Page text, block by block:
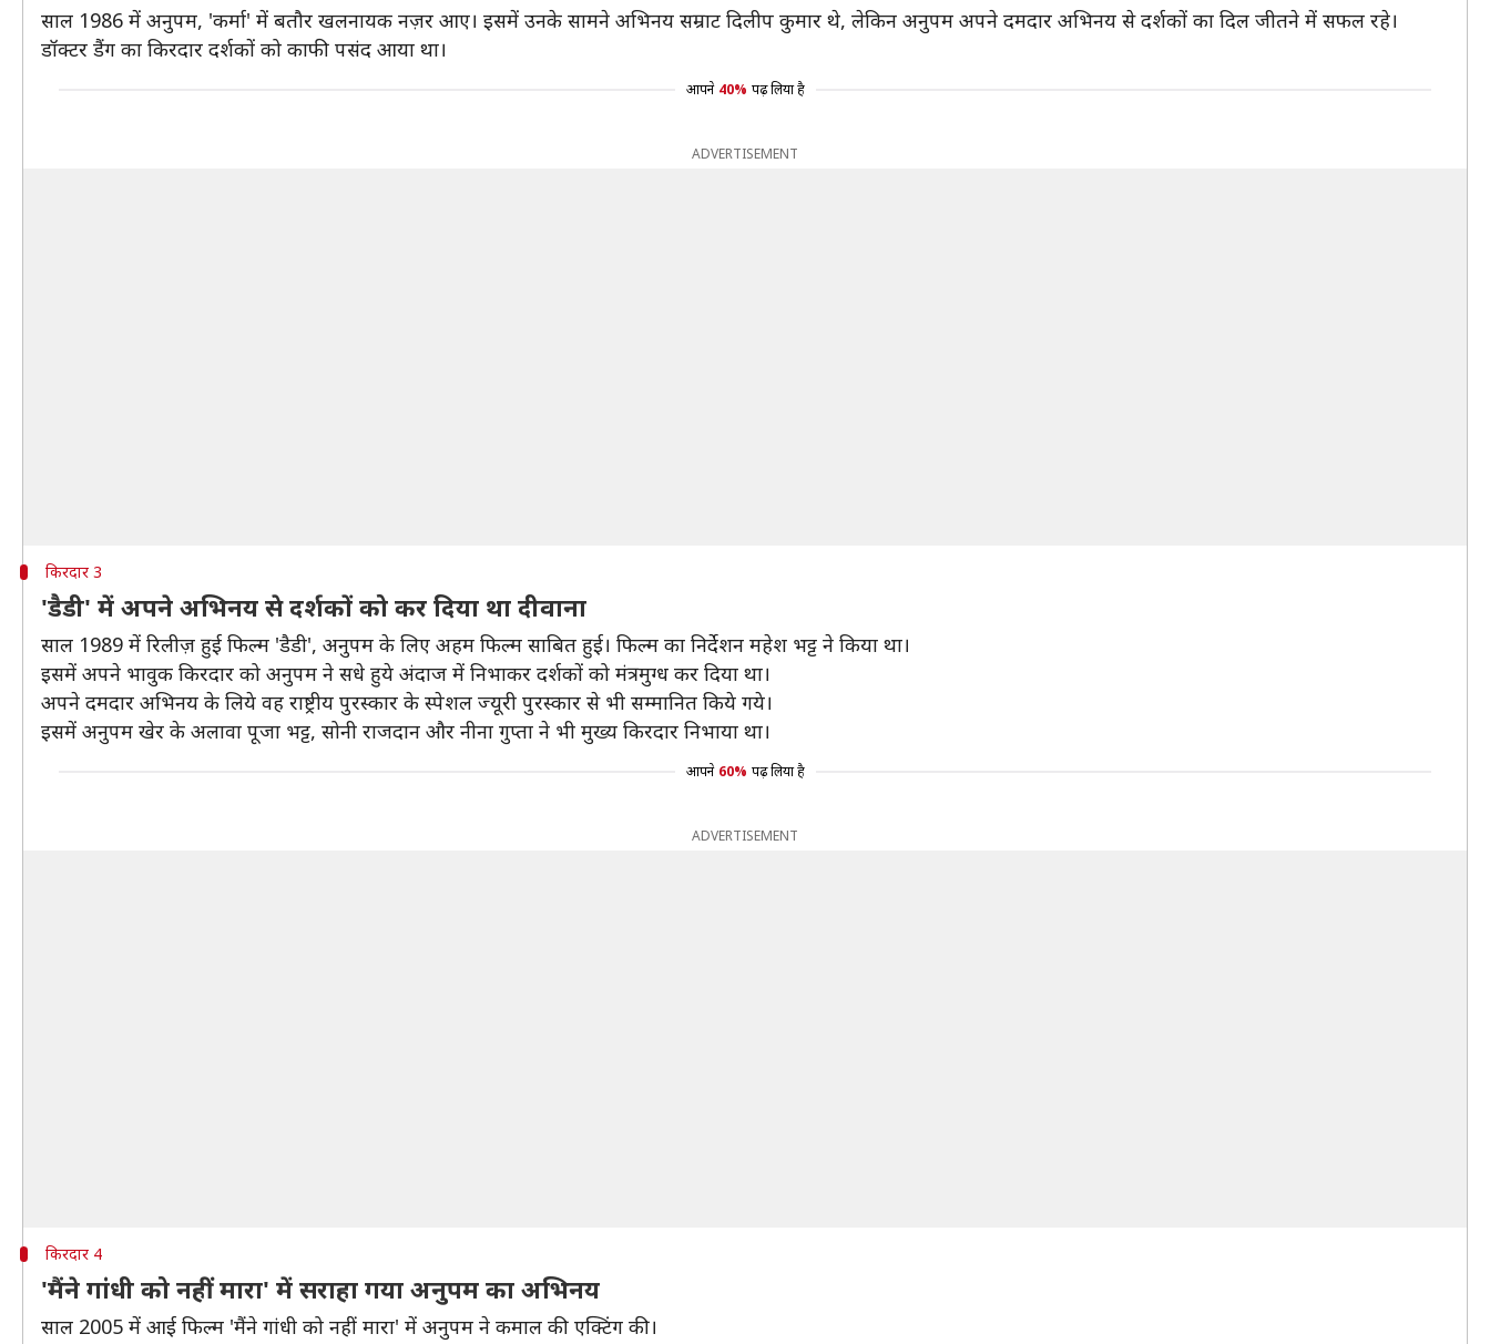
साल 1986 में अनुपम, 'कर्मा' में बतौर खलनायक नज़र आए। इसमें उनके सामने अभिनय सम्राट दिलीप कुमार थे, लेकिन अनुपम अपने दमदार अभिनय से दर्शकों का दिल जीतने में सफल रहे।
डॉक्टर डैंग का किरदार दर्शकों को काफी पसंद आया था।
आपने 40% पढ़ लिया है
ADVERTISEMENT
किरदार 3
'डैडी' में अपने अभिनय से दर्शकों को कर दिया था दीवाना
साल 1989 में रिलीज़ हुई फिल्म 'डैडी', अनुपम के लिए अहम फिल्म साबित हुई। फिल्म का निर्देशन महेश भट्ट ने किया था।
इसमें अपने भावुक किरदार को अनुपम ने सधे हुये अंदाज में निभाकर दर्शकों को मंत्रमुग्ध कर दिया था।
अपने दमदार अभिनय के लिये वह राष्ट्रीय पुरस्कार के स्पेशल ज्यूरी पुरस्कार से भी सम्मानित किये गये।
इसमें अनुपम खेर के अलावा पूजा भट्ट, सोनी राजदान और नीना गुप्ता ने भी मुख्य किरदार निभाया था।
आपने 60% पढ़ लिया है
ADVERTISEMENT
किरदार 4
'मैंने गांधी को नहीं मारा' में सराहा गया अनुपम का अभिनय
साल 2005 में आई फिल्म 'मैंने गांधी को नहीं मारा' में अनुपम ने कमाल की एक्टिंग की।